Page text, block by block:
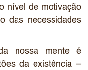
nível de motivação
das necessidades
nossa mente é
da existência –